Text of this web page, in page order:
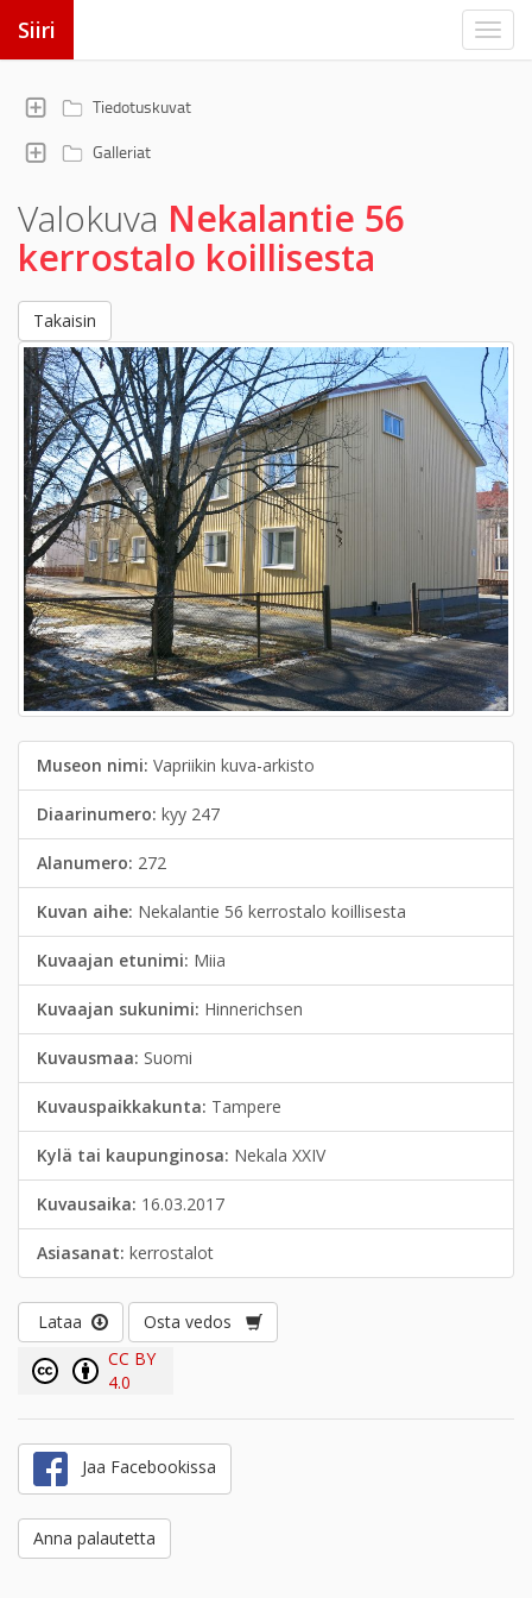
Siiri
Tiedotuskuvat
Galleriat
Valokuva Nekalantie 56
kerrostalo koillisesta
Takaisin
Museon nimi: Vapriikin kuva-arkisto
Diaarinumero: kyy 247
Alanumero: 272
Kuvan aihe: Nekalantie 56 kerrostalo koillisesta
Kuvaajan etunimi: Miia
Kuvaajan sukunimi: Hinnerichsen
Kuvausmaa: Suomi
Kuvauspaikkakunta: Tampere
Kylä tai kaupunginosa: Nekala XXIV
Kuvausaika: 16.03.2017
Asiasanat: kerrostalot
Lataa
Osta vedos
CC BY
4.0
Jaa Facebookissa
Anna palautetta